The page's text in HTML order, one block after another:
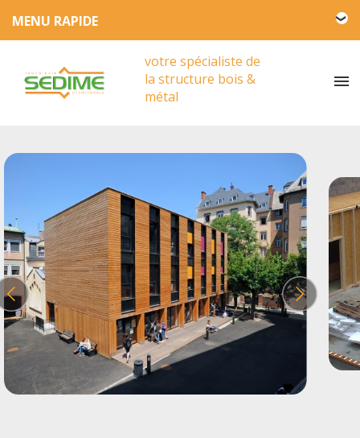
Engagement HSE
Actualités
votre spécialiste de
la structure bois &
métal